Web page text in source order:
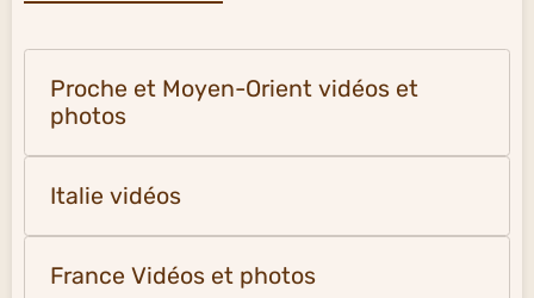
Proche et Moyen-Orient vidéos et
photos
Italie vidéos
France Vidéos et photos